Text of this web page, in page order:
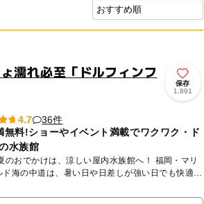
濡れ必至「ドルフィンフ
保存
1,891
4.7
36件
無料!ショーやイベント満載でワクワク・ド
水族館
おでかけは、涼しい屋内水族館へ！ 福岡・マリ
ド海の中道は、暑い日や日差しが強い日でも快適に